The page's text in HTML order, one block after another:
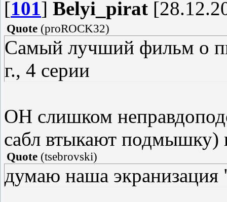
[101] Belyi_pirat
Quote (proROCK32)
Самый лучший фильм о
г., 4 серии
ОН слишком
сабл втыкают подмышку)
Quote (tsebrovski)
думаю наша экранизация